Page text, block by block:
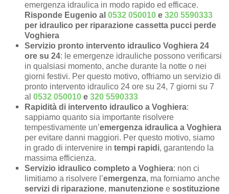
emergenza idraulica in modo rapido ed efficace.
Risponde Eugenio al0532 050010 e320 5590333
per idraulico per riparazione cassetta pucci perde
Voghiera
Servizio pronto intervento idraulico Voghiera 24
ore su 24: le emergenze idrauliche possono verificarsi
in qualsiasi momento, anche durante la notte o nei
giorni festivi. Per questo motivo, offriamo un servizio di
pronto intervento idraulico 24 ore su 24, 7 giorni su 7
al0532 050010 e320 5590333
Rapidità di intervento idraulico a Voghiera:
sappiamo quanto sia importante risolvere
tempestivamente un’emergenza idraulica a Voghiera
per evitare danni maggiori. Per questo motivo, siamo
in grado di intervenire intempi rapidi, garantendo la
massima efficienza.
Servizio idraulico completo a Voghiera: non ci
limitiamo a risolvere l’emergenza, ma forniamo anche
servizi di riparazione, manutenzione esostituzione